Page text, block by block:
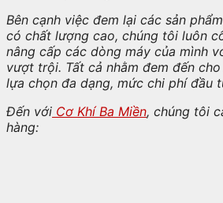
Bên cạnh việc đem lại các sản
có chất lượng cao, chúng tôi luôn
nâng cấp các dòng máy của mình
vượt trội. Tất cả nhằm đem đến
lựa chọn đa dạng, mức chi phí đầu
Đến với Cơ Khí Ba Miền, chúng tôi
hàng: